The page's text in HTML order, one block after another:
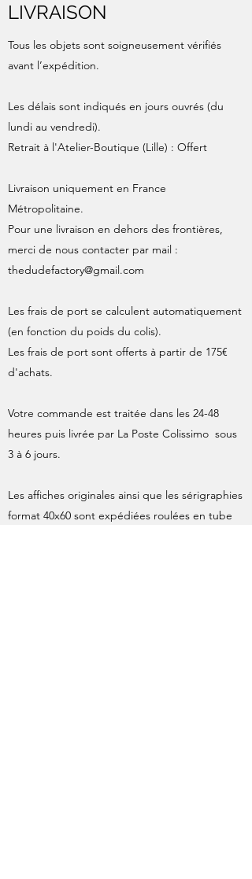
LIVRAISON
Tous les objets sont soigneusement vérifiés
avant l’expédition.
Les délais sont indiqués en jours ouvrés (du
lundi au vendredi).
Retrait à l'Atelier-Boutique (Lille) : Offert
Livraison uniquement en France
Métropolitaine.
Pour une livraison en dehors des frontières,
merci de nous contacter par mail :
thedudefactory@gmail.com
Les frais de port se calculent automatiquement
(en fonction du poids du colis).
Les frais de port sont offerts à partir de 175€
d'achats.
Votre commande est traitée dans les 24-48
heures puis livrée par La Poste Colissimo sous
3 à 6 jours.
Les affiches originales ainsi que les sérigraphies
format 40x60 sont expédiées roulées en tube